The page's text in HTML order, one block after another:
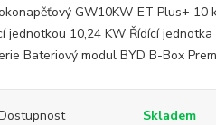
GW10KW-ET Plus+ 10
jednotkou 10,24 KW Řídící
Bateriový modul BYD B-Box
Skladem